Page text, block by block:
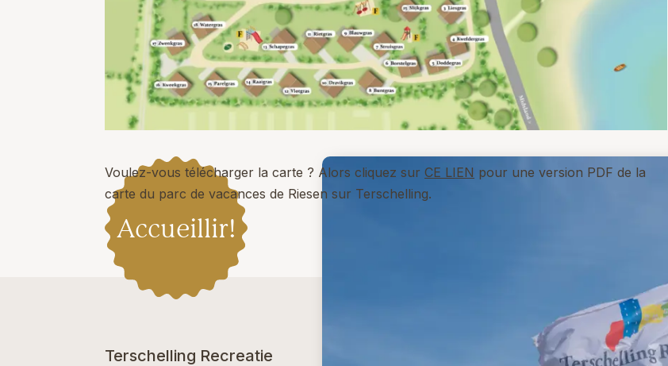
Voulez-vous télécharger la carte ? Alors cliquez sur CE LIEN pour une version PDF de la
carte du parc de vacances de Riesen sur Terschelling.
Accueillir!
Terschelling Recreatie